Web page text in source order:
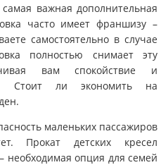
важная дополнительная
часто имеет франшизу –
самостоятельно в случае
полностью снимает эту
вам спокойствие и
Стоит ли экономить на
маленьких пассажиров
Прокат детских кресел
необходимая опция для семей